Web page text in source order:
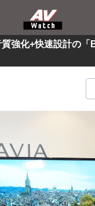
強化+快速設計の「